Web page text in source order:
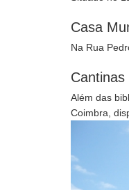
Casa
Na Rua
Além das
Coimbra,